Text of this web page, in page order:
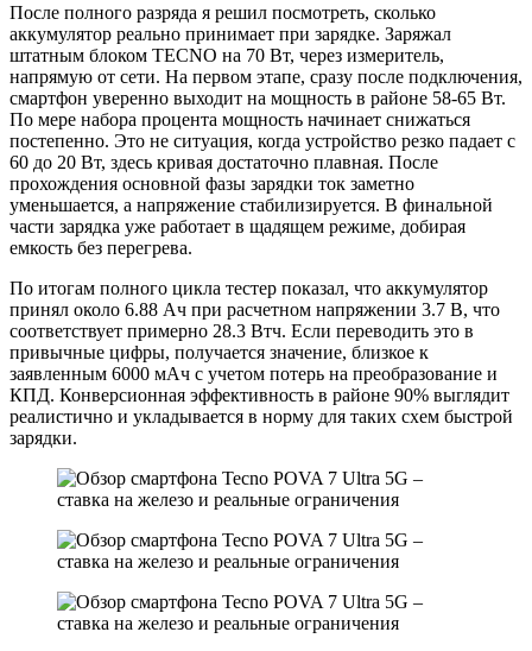
После полного разряда я решил посмотреть, сколько
аккумулятор реально принимает при зарядке. Заряжал
штатным блоком TECNO на 70 Вт, через измеритель,
напрямую от сети. На первом этапе, сразу после подключения,
смартфон уверенно выходит на мощность в районе 58-65 Вт.
По мере набора процента мощность начинает снижаться
постепенно. Это не ситуация, когда устройство резко падает с
60 до 20 Вт, здесь кривая достаточно плавная. После
прохождения основной фазы зарядки ток заметно
уменьшается, а напряжение стабилизируется. В финальной
части зарядка уже работает в щадящем режиме, добирая
емкость без перегрева.
По итогам полного цикла тестер показал, что аккумулятор
принял около 6.88 Ач при расчетном напряжении 3.7 В, что
соответствует примерно 28.3 Втч. Если переводить это в
привычные цифры, получается значение, близкое к
заявленным 6000 мАч с учетом потерь на преобразование и
КПД. Конверсионная эффективность в районе 90% выглядит
реалистично и укладывается в норму для таких схем быстрой
зарядки.